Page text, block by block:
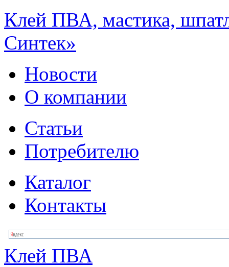
Клей ПВА, мастика,
Синтек»
Новости
О компании
Статьи
Потребителю
Каталог
Контакты
Клей ПВА